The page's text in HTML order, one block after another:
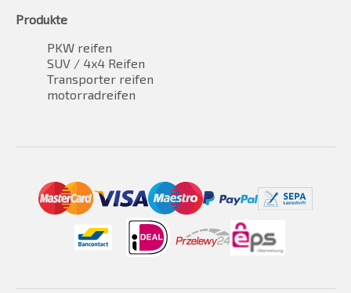
Produkte
PKW reifen
SUV / 4x4 Reifen
Transporter reifen
motorradreifen